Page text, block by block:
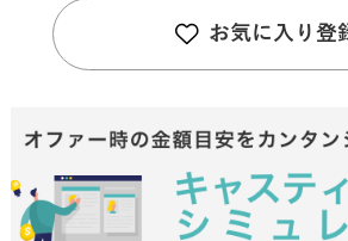
お気に入り登